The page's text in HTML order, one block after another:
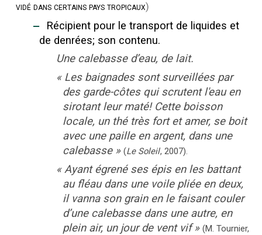
vidé dans certains pays tropicaux)
‒
Récipient pour le transport de liquides et
de denrées; son contenu.
Une calebasse d’eau, de lait.
« Les baignades sont surveillées par
des garde-côtes qui scrutent l'eau en
sirotant leur maté! Cette boisson
locale, un thé très fort et amer, se boit
avec une paille en argent, dans une
calebasse » (Le Soleil, 2007).
« Ayant égrené ses épis en les battant
au fléau dans une voile pliée en deux,
il vanna son grain en le faisant couler
d’une calebasse dans une autre, en
plein air, un jour de vent vif » (M. Tournier,